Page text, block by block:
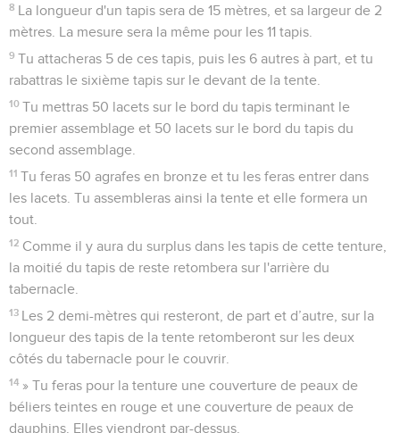
8 La longueur d'un tapis sera de 15 mètres, et sa largeur de 2
mètres. La mesure sera la même pour les 11 tapis.
9 Tu attacheras 5 de ces tapis, puis les 6 autres à part, et tu
rabattras le sixième tapis sur le devant de la tente.
10 Tu mettras 50 lacets sur le bord du tapis terminant le
premier assemblage et 50 lacets sur le bord du tapis du
second assemblage.
11 Tu feras 50 agrafes en bronze et tu les feras entrer dans
les lacets. Tu assembleras ainsi la tente et elle formera un
tout.
12 Comme il y aura du surplus dans les tapis de cette tenture,
la moitié du tapis de reste retombera sur l'arrière du
tabernacle.
13 Les 2 demi-mètres qui resteront, de part et d’autre, sur la
longueur des tapis de la tente retomberont sur les deux
côtés du tabernacle pour le couvrir.
14 » Tu feras pour la tenture une couverture de peaux de
béliers teintes en rouge et une couverture de peaux de
dauphins. Elles viendront par-dessus.